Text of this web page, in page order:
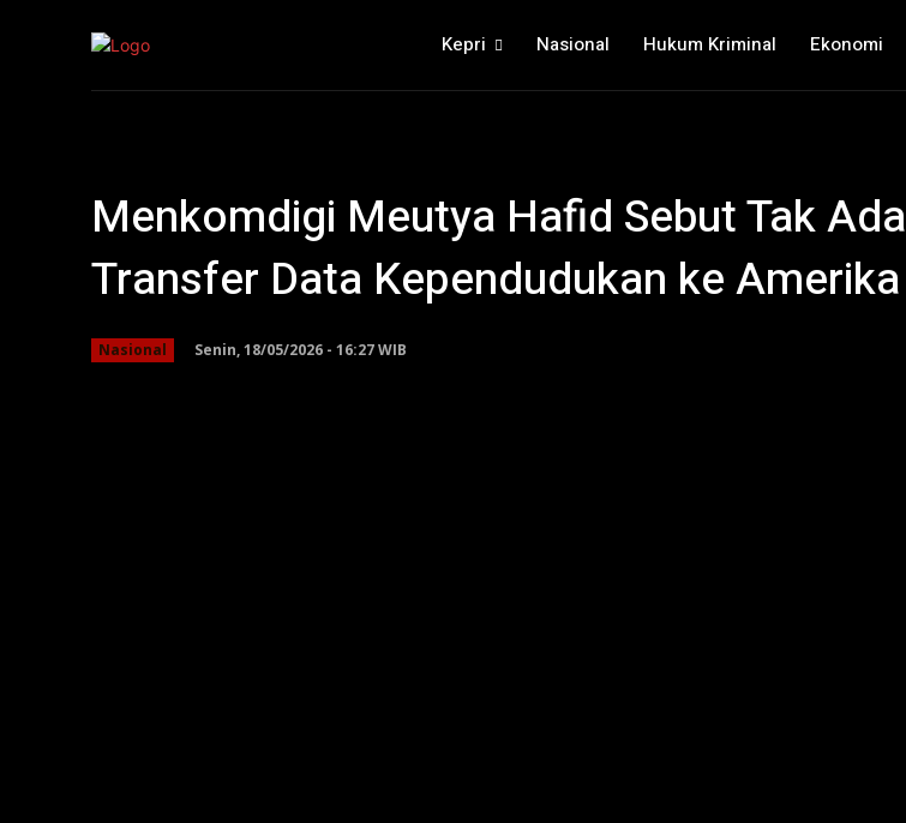
Kepri Nasional Hukum Kriminal Ekonomi
Menkomdigi Meutya Hafid Sebut Tak Ada
Transfer Data Kependudukan ke Amerika
Nasional Senin, 18/05/2026 - 16:27 WIB